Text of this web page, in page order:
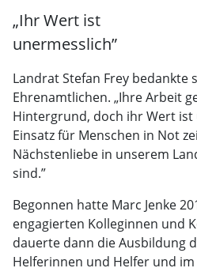
„Ihr Wert ist
unermesslich”
Landrat Stefan Frey bedankte
Ehrenamtlichen. „Ihre Arbeit
Hintergrund, doch ihr Wert
Einsatz für Menschen in Not
Nächstenliebe in unserem
sind.”
Begonnen hatte Marc Jenke
engagierten Kolleginnen und
dauerte dann die Ausbildung
Helferinnen und Helfer und